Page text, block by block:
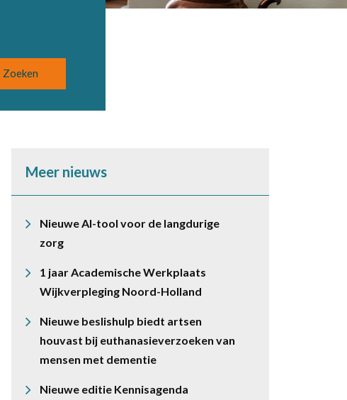
Meer nieuws
Nieuwe AI-tool voor de langdurige
zorg
1 jaar Academische Werkplaats
Wijkverpleging Noord-Holland
Nieuwe beslishulp biedt artsen
houvast bij euthanasieverzoeken van
mensen met dementie
Nieuwe editie Kennisagenda